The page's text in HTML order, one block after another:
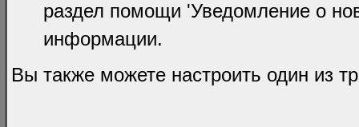
раздел помощи 'Уведомление о
информации.
Вы также можете настроить один из